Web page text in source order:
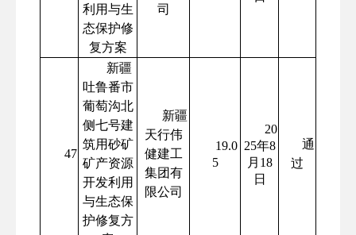
利用与生
态保护修
复方案
司
47
新疆
吐鲁番市
葡萄沟北
侧七号建
筑用砂矿
矿产资源
开发利用
与生态保
护修复方
新疆
天行伟
健建工
集团有
限公司
19.0
5
20
25年8
月18
日
通
过